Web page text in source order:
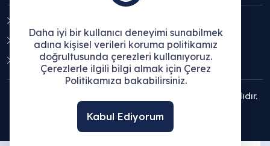
Açık Rıza Beyanı
Çerez Politikası
© 2025 Ege Bölgesi Sanayi Odası - Tüm hakları saklıdır.
Daha iyi bir kullanıcı deneyimi sunabilmek
adına kişisel verileri koruma politikamız
doğrultusunda çerezleri kullanıyoruz.
Çerezlerle ilgili bilgi almak için Çerez
Politikamıza bakabilirsiniz.
Kabul Ediyorum